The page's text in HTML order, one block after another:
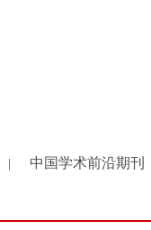
中国学术前沿期刊